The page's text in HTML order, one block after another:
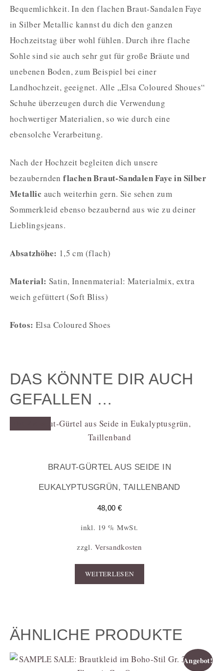
Bequemlichkeit. In den flachen Braut-Sandalen Faye
in Silber Metallic kannst du dich den ganzen
Hochzeitstag über wohl fühlen. Durch ihre flache
Sohle sind sie auch sehr gut für große Bräute und
unebenen Boden, zum Beispiel bei einer
Landhochzeit, geeignet. Alle „Elsa Coloured Shoues“
Schuhe überzeugen durch die Verwendung
hochwertiger Materialien, so wie durch eine
ebensolche Verarbeitung.
Nach der Hochzeit begleiten dich unsere
bezauberndenflachen Braut-Sandalen Faye in Silber
Metallic auch weiterhin gern. Sie sehen zum
Sommerkleid ebenso bezaubernd aus wie zu deiner
Lieblingsjeans.
Absatzhöhe: 1,5 cm (flach)
Material: Satin, Innenmaterial: Materialmix, extra
weich gefüttert (Soft Bliss)
Fotos: Elsa Coloured Shoes
DAS KÖNNTE DIR AUCH
GEFALLEN …
BRAUT-GÜRTEL AUS SEIDE IN
EUKALYPTUSGRÜN, TAILLENBAND
48,00 €
inkl. 19 % MwSt.
zzgl. Versandkosten
WEITERLESEN
ÄHNLICHE PRODUKTE
Angebot!